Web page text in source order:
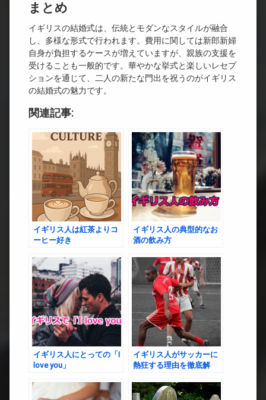
まとめ
イギリスの結婚式は、伝統とモダンなスタイルが融合
し、多様な形式で行われます。費用に関しては新郎新婦
自身が負担するケースが増えていますが、親族の支援を
受けることも一般的です。華やかな挙式と楽しいレセプ
ションを通じて、二人の新たな門出を祝うのがイギリス
の結婚式の魅力です。
関連記事:
イギリス人は紅茶よりコ
ーヒー好き
イギリス人の典型的なお
酒の飲み方
イギリス人にとっての「I
love you」
イギリス人がサッカーに
熱狂する理由を徹底解